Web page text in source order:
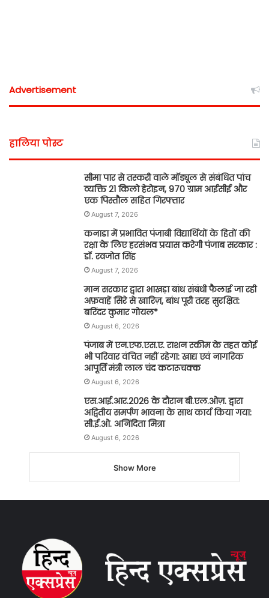
Advertisement
हालिया पोस्ट
सीमा पार से तस्करी वाले मॉड्यूल से संबंधित पांच
व्यक्ति 21 किलो हेरोइन, 970 ग्राम आईसीई और
एक पिस्तौल सहित गिरफ्तार
August 7, 2026
कनाडा में प्रभावित पंजाबी विद्यार्थियों के हितों की
रक्षा के लिए हरसंभव प्रयास करेगी पंजाब सरकार :
डॉ. रवजोत सिंह
August 7, 2026
मान सरकार द्वारा भाखड़ा बांध संबंधी फैलाई जा रही
अफ़वाहें सिरे से खारिज़, बांध पूरी तरह सुरक्षित:
बरिंदर कुमार गोयल*
August 6, 2026
पंजाब में एन.एफ.एस.ए. राशन स्कीम के तहत कोई
भी परिवार वंचित नहीं रहेगा: खाद्य एवं नागरिक
आपूर्ति मंत्री लाल चंद कटारूचक्क
August 6, 2026
एस.आई.आर.2026 के दौरान बी.एल.ओज़. द्वारा
अद्वितीय समर्पण भावना के साथ कार्य किया गया:
सी.ई.ओ. अनिंदिता मित्रा
August 6, 2026
Show More